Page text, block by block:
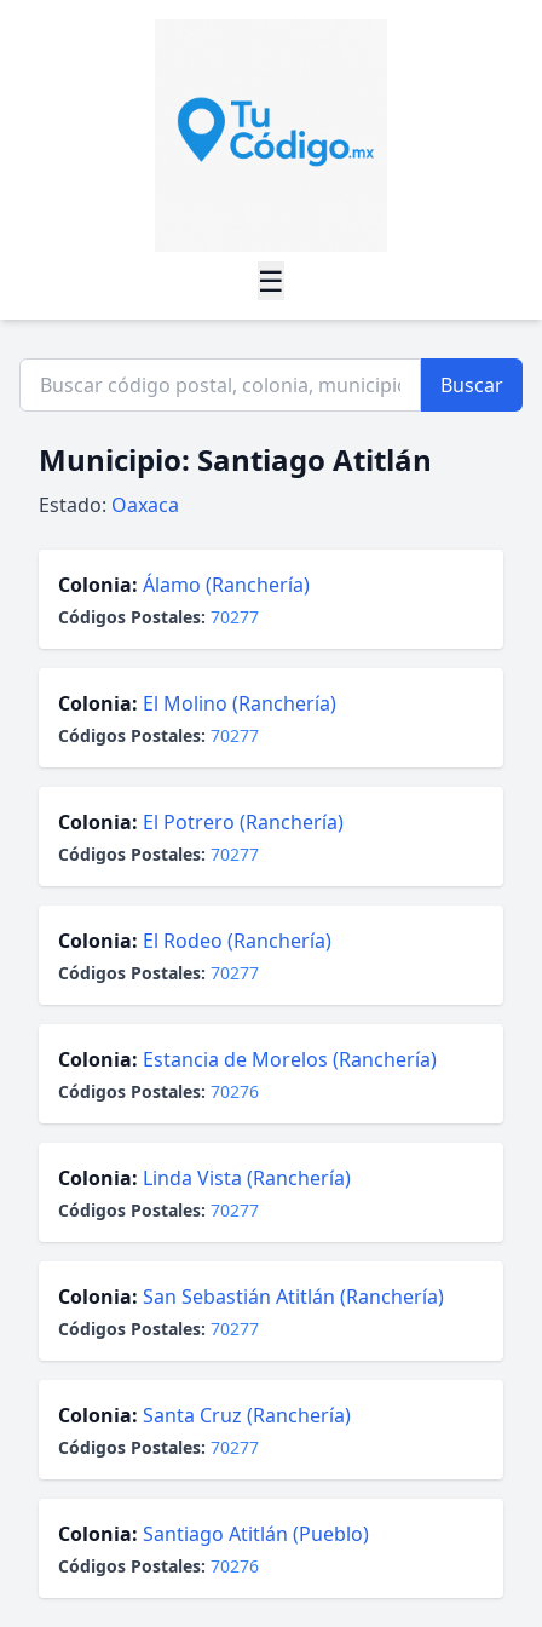
☰
Buscar
Municipio: Santiago Atitlán
Estado: Oaxaca
Colonia: Álamo (Ranchería)
Códigos Postales: 70277
Colonia: El Molino (Ranchería)
Códigos Postales: 70277
Colonia: El Potrero (Ranchería)
Códigos Postales: 70277
Colonia: El Rodeo (Ranchería)
Códigos Postales: 70277
Colonia: Estancia de Morelos (Ranchería)
Códigos Postales: 70276
Colonia: Linda Vista (Ranchería)
Códigos Postales: 70277
Colonia: San Sebastián Atitlán (Ranchería)
Códigos Postales: 70277
Colonia: Santa Cruz (Ranchería)
Códigos Postales: 70277
Colonia: Santiago Atitlán (Pueblo)
Códigos Postales: 70276